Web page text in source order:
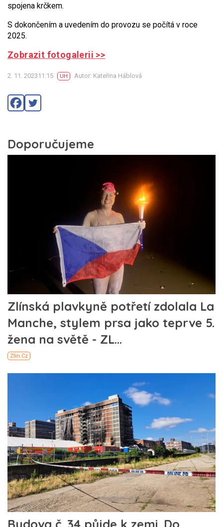
spojena krčkem.
S dokončením a uvedením do provozu se počítá v roce
2025.
Zobrazit fotogalerii >>
2. 11. 202311:15 UH Autor: Kateřina Háblová